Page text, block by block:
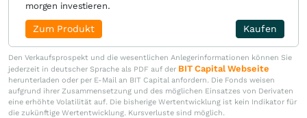
morgen investieren.
Kaufen
Zum Produkt
Den Verkaufsprospekt und die wesentlichen Anlegerinformationen können Sie
jederzeit in deutscher Sprache als PDF auf der BIT Capital Webseite
herunterladen oder per E-Mail an BIT Capital anfordern. Die Fonds weisen
aufgrund ihrer Zusammensetzung und des möglichen Einsatzes von Derivaten
eine erhöhte Volatilität auf. Die bisherige Wertentwicklung ist kein Indikator für
die zukünftige Wertentwicklung. Kursverluste sind möglich.